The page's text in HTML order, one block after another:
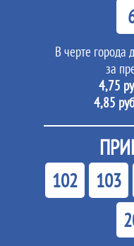
В черте города
за
4,75
4,85
102 103